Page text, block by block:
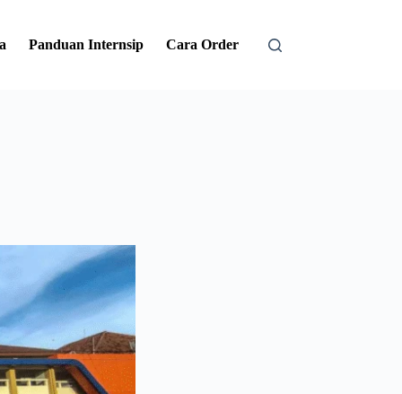
Panduan Internsip Cara Order